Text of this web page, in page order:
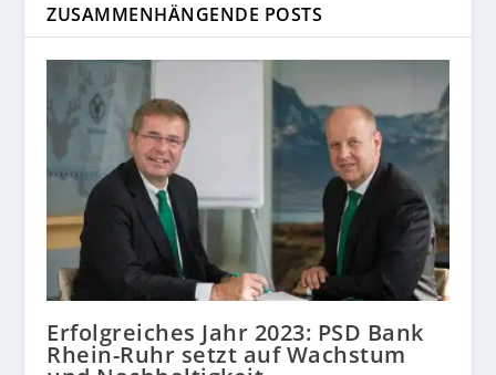
ZUSAMMENHÄNGENDE POSTS
Erfolgreiches Jahr 2023: PSD Bank
Rhein-Ruhr setzt auf Wachstum